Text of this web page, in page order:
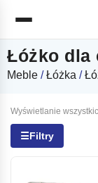
Łóżko dla
Meble /Łóżka /
Wyświetlanie
☰Filtry